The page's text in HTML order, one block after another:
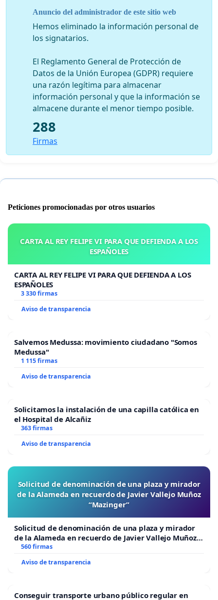
Anuncio del administrador de este sitio web
Hemos eliminado la información personal de
los signatarios.
El Reglamento General de Protección de
Datos de la Unión Europea (GDPR) requiere
una razón legítima para almacenar
información personal y que la información se
almacene durante el menor tiempo posible.
288
Firmas
Peticiones promocionadas por otros usuarios
CARTA AL REY FELIPE VI PARA QUE DEFIENDA A LOS
ESPAÑOLES
CARTA AL REY FELIPE VI PARA QUE DEFIENDA A LOS
ESPAÑOLES
3 330 firmas
Aviso de transparencia
Salvemos Medussa: movimiento ciudadano "Somos
Medussa"
1 115 firmas
Aviso de transparencia
Solicitamos la instalación de una capilla católica en
el Hospital de Alcañiz
363 firmas
Aviso de transparencia
Solicitud de denominación de una plaza y mirador
de la Alameda en recuerdo de Javier Vallejo Muñoz
“Mazinger”
Solicitud de denominación de una plaza y mirador
de la Alameda en recuerdo de Javier Vallejo Muñoz
“Mazinger”
560 firmas
Aviso de transparencia
Conseguir transporte urbano público regular en